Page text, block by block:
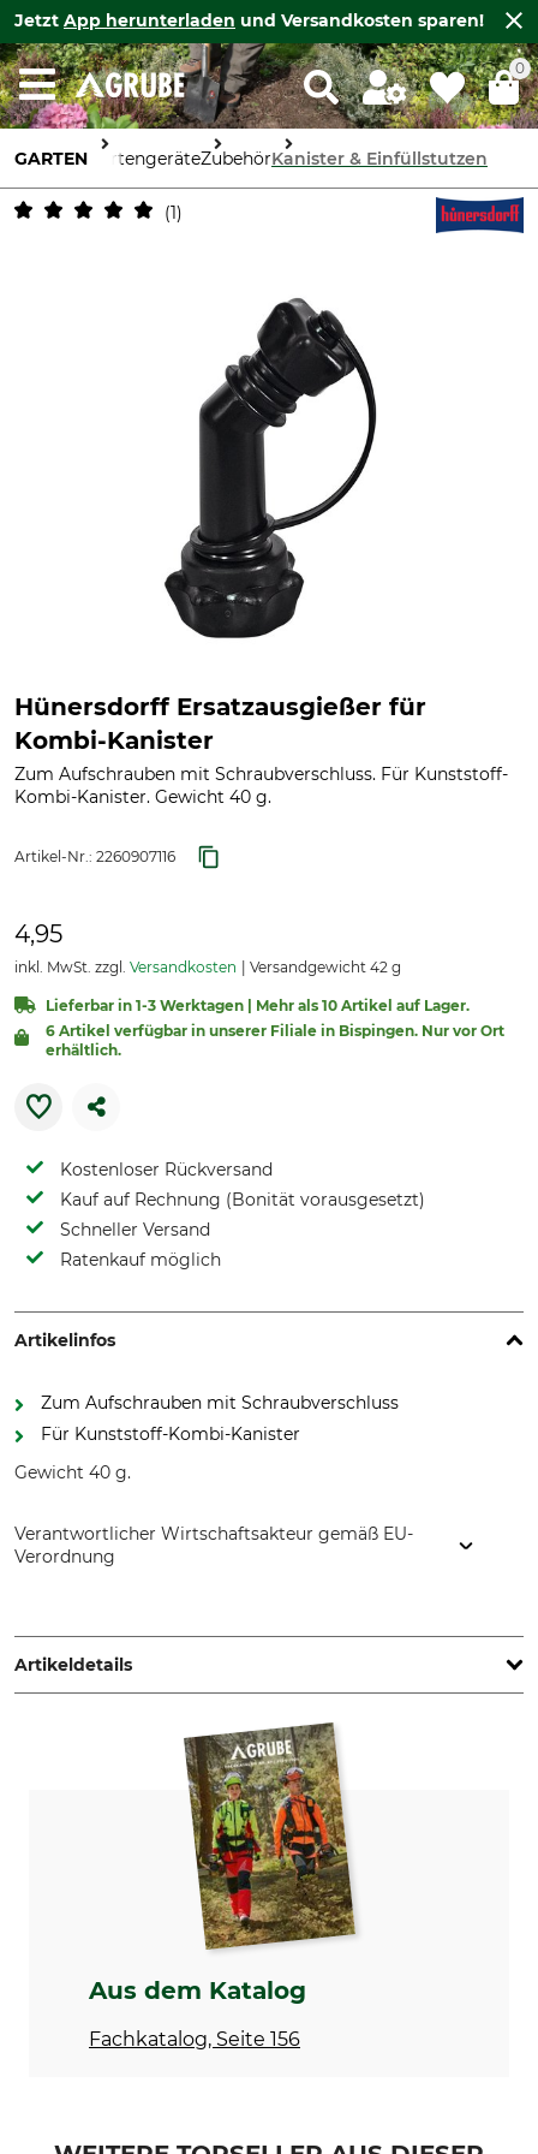
Jetzt App herunterladen und Versandkosten sparen!
0
GARTEN GartengeräteZubehörKanister & Einfüllstutzen
1
Hünersdorff Ersatzausgießer für
Kombi-Kanister
Zum Aufschrauben mit Schraubverschluss. Für Kunststoff-
Kombi-Kanister. Gewicht 40 g.
Artikel-Nr.: 2260907116
4,95
inkl. MwSt. zzgl. Versandkosten Versandgewicht 42 g
Lieferbar in 1-3 Werktagen | Mehr als 10 Artikel auf Lager.
6 Artikel verfügbar in unserer Filiale in Bispingen. Nur vor Ort
erhältlich.
Kostenloser Rückversand
Kauf auf Rechnung (Bonität vorausgesetzt)
Schneller Versand
Ratenkauf möglich
Artikelinfos
Zum Aufschrauben mit Schraubverschluss
Für Kunststoff-Kombi-Kanister
Gewicht 40 g.
Verantwortlicher Wirtschaftsakteur gemäß EU-
Verordnung
6 , 71636 Ludwigsburg, Germany, www.huenersdorff.de
Artikeldetails
Produkttyp
Ausgießer
Modellbezeichnung
Herstellung
Made in Germany
Aus dem Katalog
Fachkatalog, Seite 156